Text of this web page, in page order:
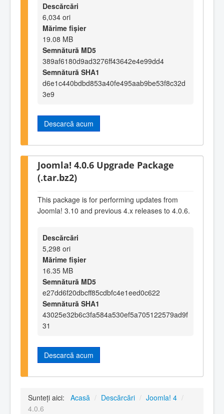
Descărcări
6,034 ori
Mărime fișier
19.08 MB
Semnătură MD5
389af6180d9ad3276ff43642e4e99dd4
Semnătură SHA1
d6e1c440bdbd853a40fe495aab9be53f8c32d
3e9
Descarcă acum
Joomla! 4.0.6 Upgrade Package
(.tar.bz2)
This package is for performing updates from
Joomla! 3.10 and previous 4.x releases to 4.0.6.
Descărcări
5,298 ori
Mărime fișier
16.35 MB
Semnătură MD5
e27dd6f20dbcff85cdbfc4e1eed0c622
Semnătură SHA1
43025e32b6c3fa584a530ef5a705122579ad9f
31
Descarcă acum
Sunteți aici: Acasă / Descărcări / Joomla! 4 /
4.0.6